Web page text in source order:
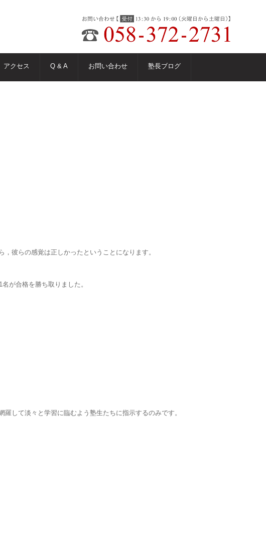
アクセス Q & A お問い合わせ 塾長ブログ
彼らの感覚は正しかったということになります。
が合格を勝ち取りました。
して淡々と学習に臨むよう塾生たちに指示するのみです。